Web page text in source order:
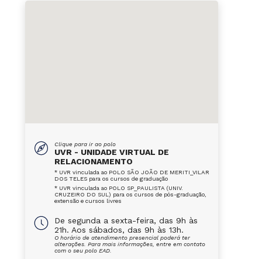
Clique para ir ao polo
UVR - UNIDADE VIRTUAL DE
RELACIONAMENTO
* UVR vinculada ao POLO SÃO JOÃO DE MERITI_VILAR
DOS TELES para os cursos de graduação
* UVR vinculada ao POLO SP_PAULISTA (UNIV.
CRUZEIRO DO SUL) para os cursos de pós-graduação,
extensão e cursos livres
De segunda a sexta-feira, das 9h às
21h. Aos sábados, das 9h às 13h.
O horário de atendimento presencial poderá ter
alterações. Para mais informações, entre em contato
com o seu polo EAD.